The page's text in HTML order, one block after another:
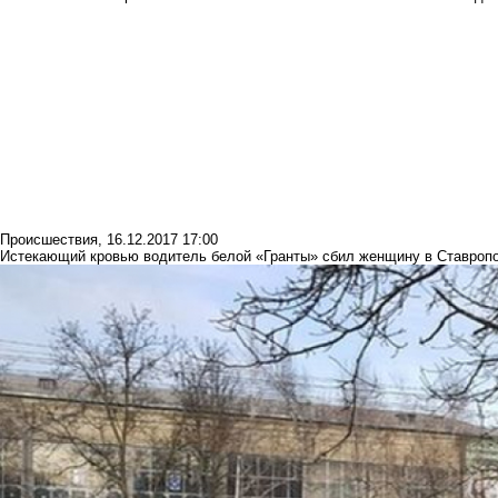
Происшествия, 16.12.2017 17:00
Истекающий кровью водитель белой «Гранты» сбил женщину в